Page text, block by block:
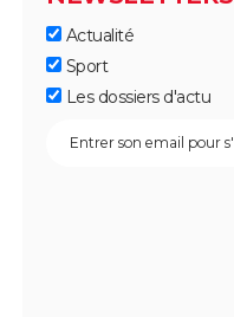
Actualité
Sport
Les dossiers d'actu